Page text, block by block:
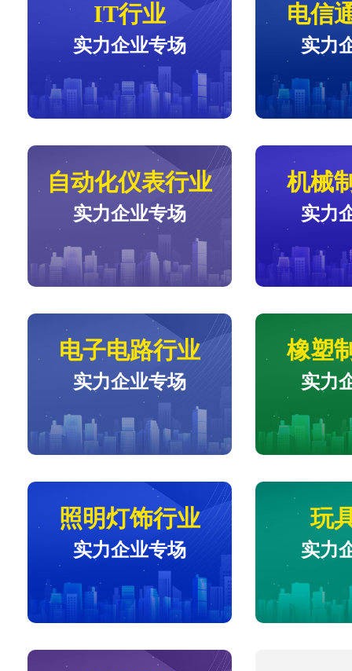
IT行业
实力企业专场
电信
实力
自动化仪表行业
实力企业专场
机械
实力
电子电路行业
实力企业专场
橡塑
实力
照明灯饰行业
实力企业专场
玩
实力